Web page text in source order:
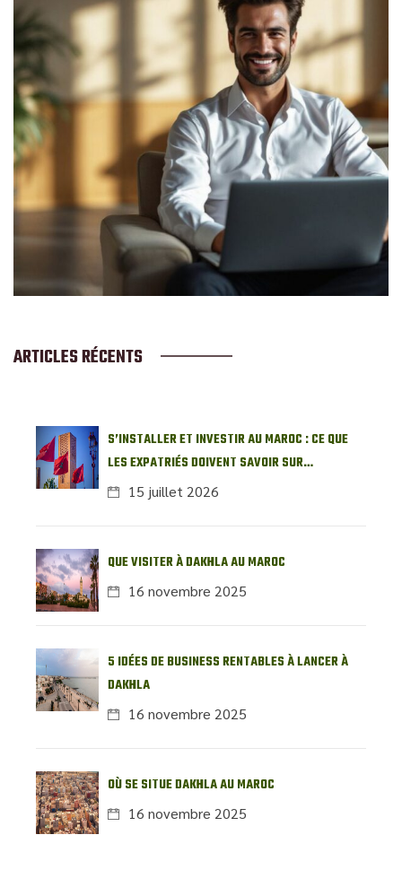
ARTICLES RÉCENTS
S’INSTALLER ET INVESTIR AU MAROC : CE QUE
LES EXPATRIÉS DOIVENT SAVOIR SUR
L’IMMOBILIER LOCAL
15 juillet 2026
QUE VISITER À DAKHLA AU MAROC
16 novembre 2025
5 IDÉES DE BUSINESS RENTABLES À LANCER À
DAKHLA
16 novembre 2025
OÙ SE SITUE DAKHLA AU MAROC
16 novembre 2025